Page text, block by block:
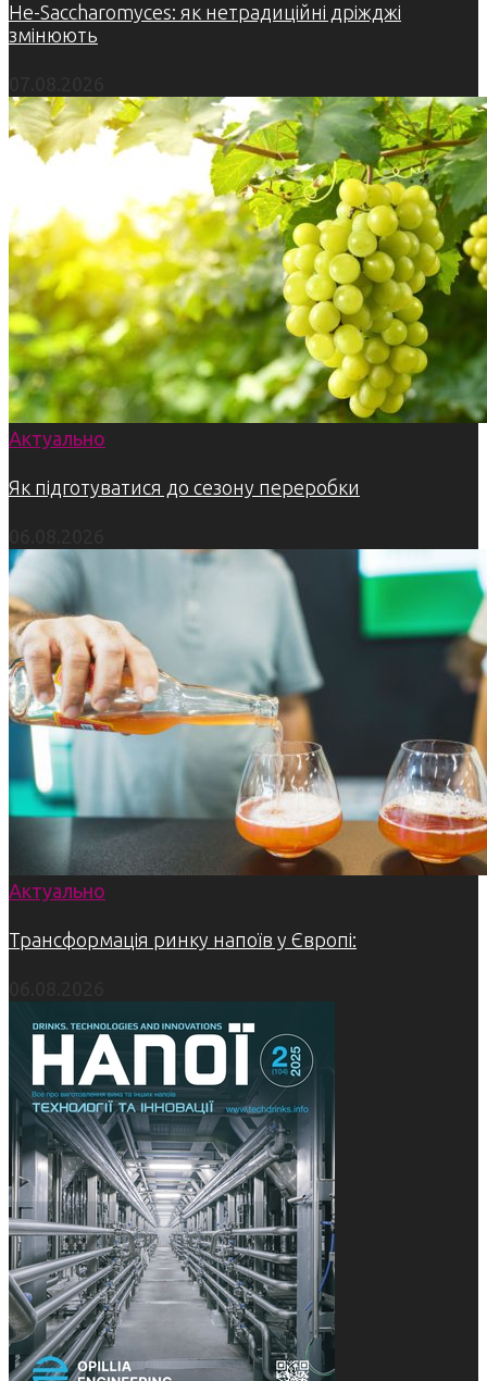
Не-Saccharomyces: як нетрадиційні дріжджі
змінюють
Актуально
Як підготуватися до сезону переробки
Актуально
Трансформація ринку напоїв у Європі: